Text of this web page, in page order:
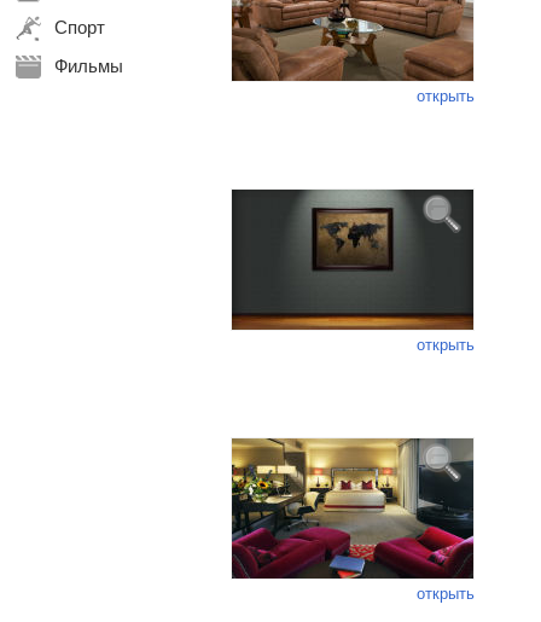
Спорт
Фильмы
открыть
открыть
открыть